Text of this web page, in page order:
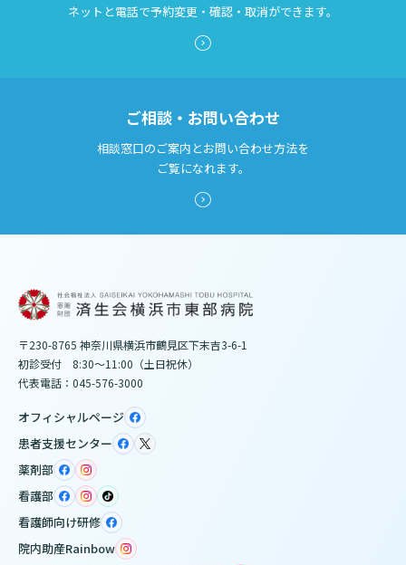
ネットと電話で予約変更・確認・取消ができます。
ご相談・お問い合わせ
相談窓口のご案内とお問い合わせ方法を
ご覧になれます。
〒230-8765 神奈川県横浜市鶴見区下末吉3-6-1
初診受付 8:30～11:00（土日祝休）
代表電話：045-576-3000
オフィシャルページ
患者支援センター
薬剤部
看護部
看護師向け研修
院内助産Rainbow